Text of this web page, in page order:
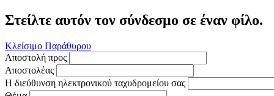
Στείλτε αυτόν τον σύνδεσμο σε έναν φίλο.
Κλείσιμο Παράθυρου
Αποστολή προς
Αποστολέας
Η διεύθυνση ηλεκτρονικού ταχυδρομείου σας